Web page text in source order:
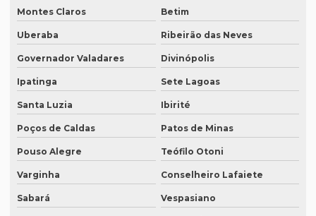
Empresa de tradução em ingles
Empresa de tradução ingles portugues
Empresa tradução japonês
Empresa de tradução juramentada
Empresa de tradução juramentada para diplomas
Empresa de tradução juramentada para diplomas em brasília
Empresa de tradução juramentada para diplomas em porto
alegre
Empresa de tradução juramentada em inglês
Montes Claros Betim
Uberaba Ribeirão das Neves
Governador Valadares Divinópolis
Ipatinga Sete Lagoas
Santa Luzia Ibirité
Poços de Caldas Patos de Minas
Pouso Alegre Teófilo Otoni
Varginha Conselheiro Lafaiete
Sabará Vespasiano